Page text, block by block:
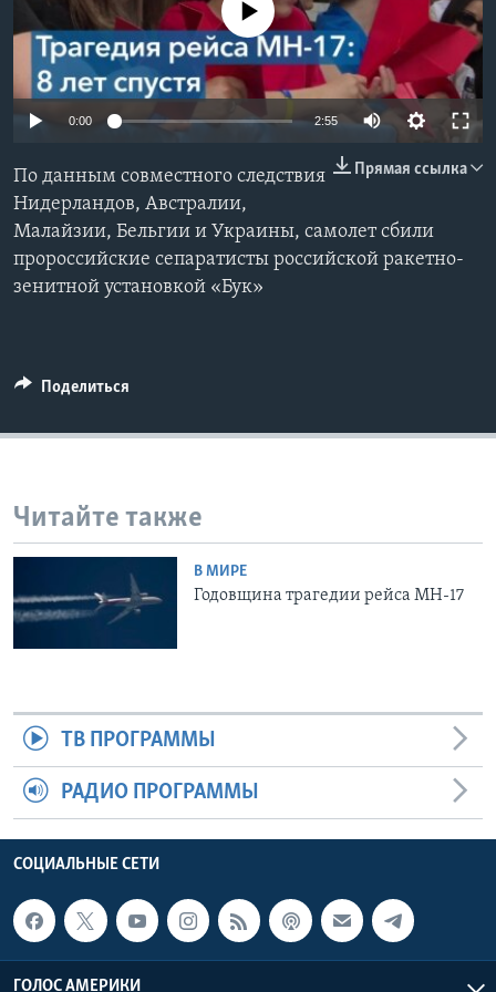
Learning English
СОЦИАЛЬНЫЕ СЕТИ
Языки
No media source currently available
0:00 2:55
Прямая ссылка
По данным совместного следствия
Нидерландов, Австралии,
Малайзии, Бельгии и Украины, самолет сбили
пророссийские сепаратисты российской ракетно-
зенитной установкой «Бук»
Поделиться
Читайте также
В МИРЕ
Годовщина трагедии рейса МН-17
ТВ ПРОГРАММЫ
РАДИО ПРОГРАММЫ
СОЦИАЛЬНЫЕ СЕТИ
ГОЛОС АМЕРИКИ